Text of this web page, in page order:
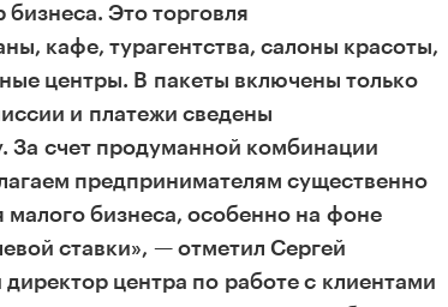
Это торговля
кафе, турагентства, салоны красоты,
центры. В пакеты включены только
и платежи сведены
За счет продуманной комбинации
предпринимателям существенно
малого бизнеса, особенно на фоне
ставки», — отметил Сергей
центра по работе с клиентами